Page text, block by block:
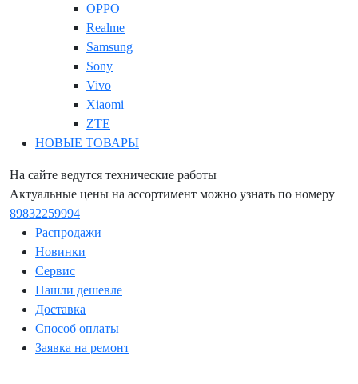
OPPO
Realme
Samsung
Sony
Vivo
Xiaomi
ZTE
НОВЫЕ ТОВАРЫ
На сайте ведутся технические работы
Актуальные цены на ассортимент можно узнать по номеру
89832259994
Распродажи
Новинки
Сервис
Нашли дешевле
Доставка
Способ оплаты
Заявка на ремонт